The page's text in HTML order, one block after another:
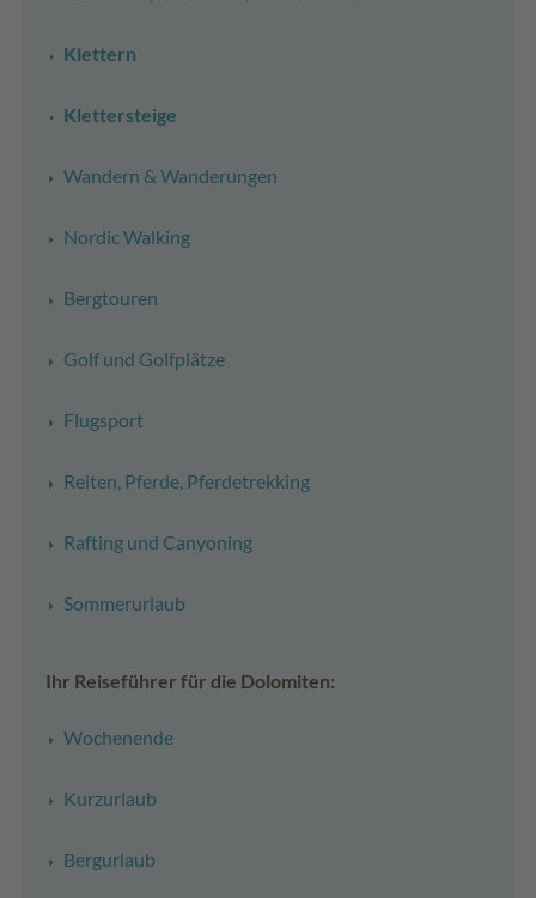
Klettern
Klettersteige
Wandern & Wanderungen
Nordic Walking
Bergtouren
Golf und Golfplätze
Flugsport
Reiten, Pferde, Pferdetrekking
Rafting und Canyoning
Sommerurlaub
Ihr Reiseführer für die Dolomiten:
Wochenende
Kurzurlaub
Bergurlaub